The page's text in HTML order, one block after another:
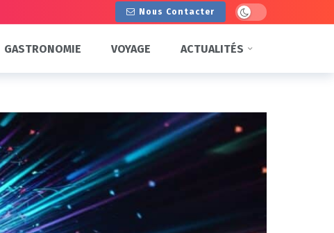
Nous Contacter Dark mode
GASTRONOMIE VOYAGE ACTUALITÉS